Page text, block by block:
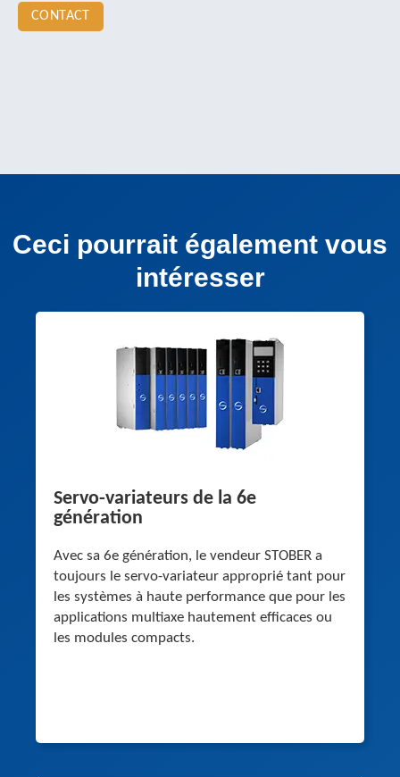
CONTACT
Ceci pourrait également vous
intéresser
Servo-variateurs de la 6e
génération
Avec sa 6e génération, le vendeur STOBER a
toujours le servo-variateur approprié tant pour
les systèmes à haute performance que pour les
applications multiaxe hautement efficaces ou
les modules compacts.